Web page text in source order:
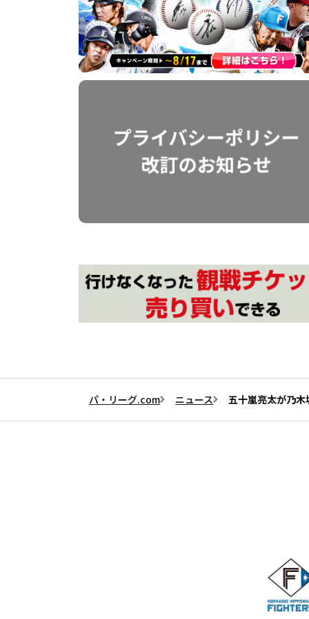
パ・リーグ.com ニュース 五十嵐亮太が乃